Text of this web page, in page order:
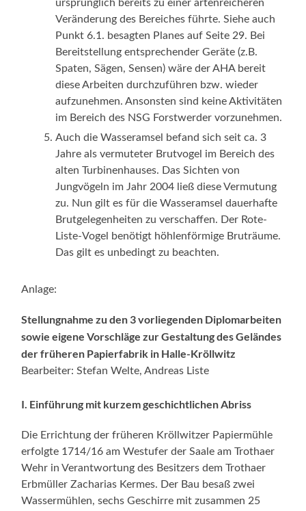
ursprünglich bereits zu einer artenreicheren
Veränderung des Bereiches führte. Siehe auch
Punkt 6.1. besagten Planes auf Seite 29. Bei
Bereitstellung entsprechender Geräte (z.B.
Spaten, Sägen, Sensen) wäre der AHA bereit
diese Arbeiten durchzuführen bzw. wieder
aufzunehmen. Ansonsten sind keine Aktivitäten
im Bereich des NSG Forstwerder vorzunehmen.
Auch die Wasseramsel befand sich seit ca. 3
Jahre als vermuteter Brutvogel im Bereich des
alten Turbinenhauses. Das Sichten von
Jungvögeln im Jahr 2004 ließ diese Vermutung
zu. Nun gilt es für die Wasseramsel dauerhafte
Brutgelegenheiten zu verschaffen. Der Rote-
Liste-Vogel benötigt höhlenförmige Bruträume.
Das gilt es unbedingt zu beachten.
Anlage:
Stellungnahme zu den 3 vorliegenden Diplomarbeiten
sowie eigene Vorschläge zur Gestaltung des Geländes
der früheren Papierfabrik in Halle-Kröllwitz
Bearbeiter: Stefan Welte, Andreas Liste
I. Einführung mit kurzem geschichtlichen Abriss
Die Errichtung der früheren Kröllwitzer Papiermühle
erfolgte 1714/16 am Westufer der Saale am Trothaer
Wehr in Verantwortung des Besitzers dem Trothaer
Erbmüller Zacharias Kermes. Der Bau besaß zwei
Wassermühlen, sechs Geschirre mit zusammen 25